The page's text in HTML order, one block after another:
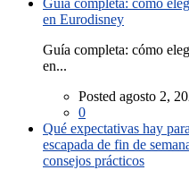
Guía completa: cómo
en Eurodisney
Guía completa: cómo
en...
Posted agosto 2,
0
Qué expectativas hay
escapada de fin de
consejos prácticos